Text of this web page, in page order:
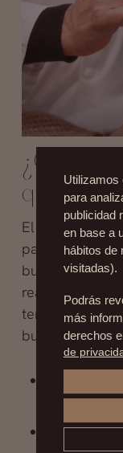
¿Qué
que hay
El equipo
pautas para
buen
realizar en el
tener una
buen
Cumplir
Aplicar
Utilizamos
para
publicidad
en base a
hábitos de
visitadas).
Podrás
más
derechos
de